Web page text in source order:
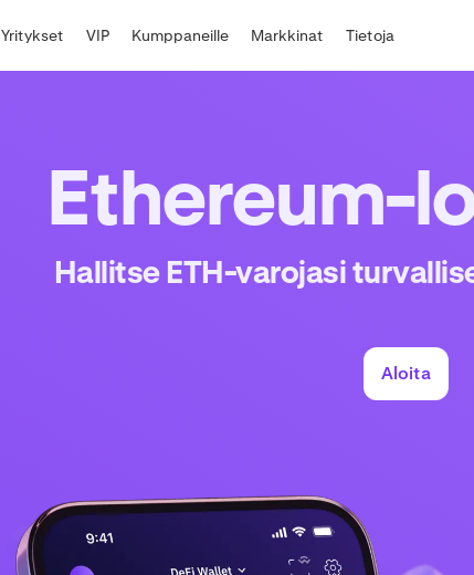
Yritykset VIP Kumppaneille Markkinat Tietoja
Ethereum-
Hallitse ETH-varojasi
Aloita